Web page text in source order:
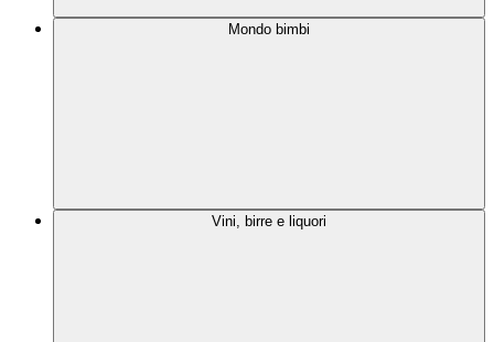
Mondo bimbi
Vini, birre e liquori